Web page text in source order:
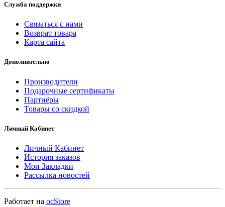
Служба поддержки
Связаться с нами
Возврат товара
Карта сайта
Дополнительно
Производители
Подарочные сертификаты
Партнёры
Товары со скидкой
Личный Кабинет
Личный Кабинет
История заказов
Мои Закладки
Рассылка новостей
Работает на ocStore